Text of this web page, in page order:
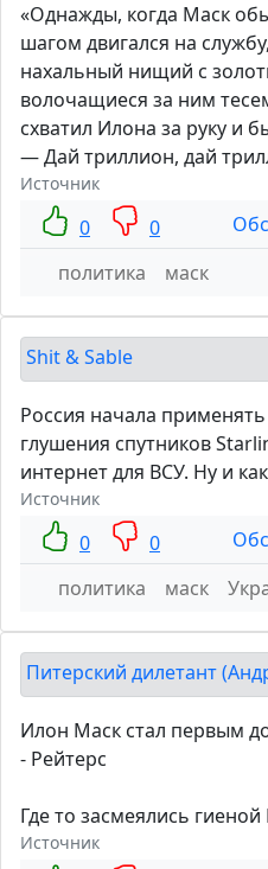
«Однажды, когда Маск
шагом двигался на
нахальный нищий с
волочащиеся за ним
схватил Илона за руку и
— Дай триллион, дай
Источник
0 0
политика
маск
Shit & Sable
Россия начала
глушения спутников
интернет для ВСУ. Ну и
Источник
0 0
политика
маск
Питерский дилетант
Илон Маск стал первым
- Рейтерс
Где то засмеялись
Источник